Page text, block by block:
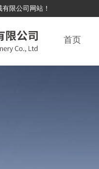
限公司网站！
首页